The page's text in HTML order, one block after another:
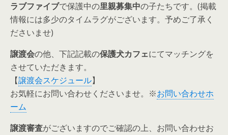
ラブファイブで保護中の里親募集中の子たちです。(掲載
情報には多少のタイムラグがございます。予めご了承く
ださいませ)
譲渡会の他、下記記載の保護犬カフェにてマッチングを
させていただきます。
【譲渡会スケジュール】
お気軽にお問い合わせくださいませ。※お問い合わせホ
ーム
譲渡審査がございますのでご確認の上、お問い合わせお